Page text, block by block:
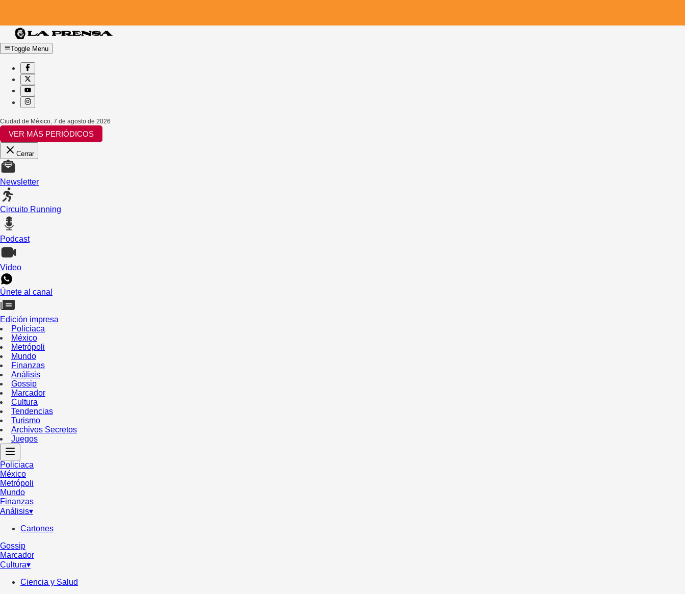
Toggle Menu
Ciudad de México 7 de agosto de 2026
VER MÁS PERIÓDICOS
Cerrar
Newsletter
Circuito Running
Podcast
Video
Únete al canal
Edición impresa
Policiaca
México
Metrópoli
Mundo
Finanzas
Análisis
Gossip
Marcador
Cultura
Tendencias
Turismo
Archivos Secretos
Juegos
Policiaca
México
Metrópoli
Mundo
Finanzas
Análisis▾
Cartones
Gossip
Marcador
Cultura▾
Ciencia y Salud